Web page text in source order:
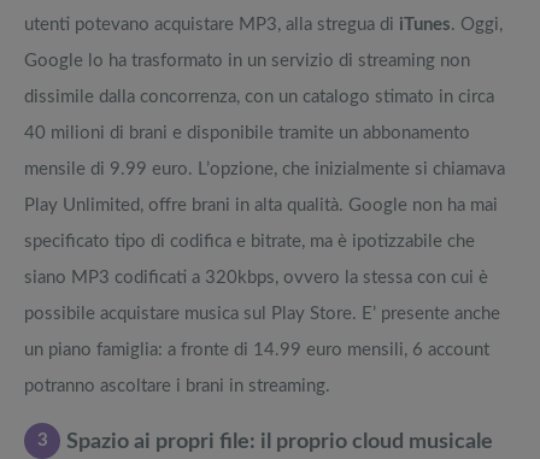
utenti potevano acquistare MP3, alla stregua di iTunes. Oggi,
Google lo ha trasformato in un servizio di streaming non
dissimile dalla concorrenza, con un catalogo stimato in circa
40 milioni di brani e disponibile tramite un abbonamento
mensile di 9.99 euro. L’opzione, che inizialmente si chiamava
Play Unlimited, offre brani in alta qualità. Google non ha mai
specificato tipo di codifica e bitrate, ma è ipotizzabile che
siano MP3 codificati a 320kbps, ovvero la stessa con cui è
possibile acquistare musica sul Play Store. E’ presente anche
un piano famiglia: a fronte di 14.99 euro mensili, 6 account
potranno ascoltare i brani in streaming.
3 Spazio ai propri file: il proprio cloud musicale